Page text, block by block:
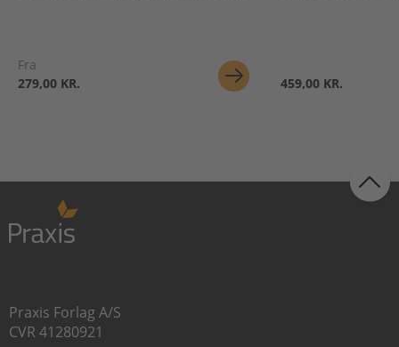
Fra
279,00 KR.
459,00 KR.
Praxis Forlag A/S
CVR 41280921